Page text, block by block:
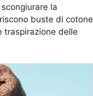
la
buste di cotone
traspirazione delle